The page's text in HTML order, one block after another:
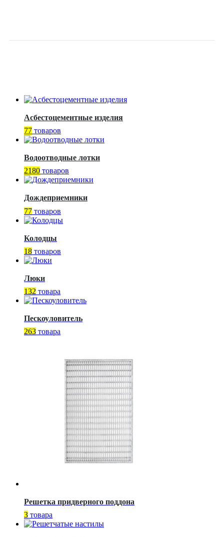
Асбестоцементные изделия
77 товаров
Водоотводные лотки
2180 товаров
Дождеприемники
77 товаров
Колодцы
18 товаров
Люки
132 товара
Пескоуловитель
263 товара
Решетка придверного поддона
3 товара